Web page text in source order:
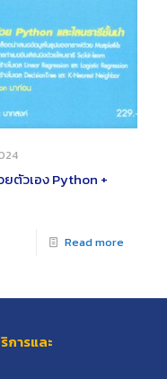
ยตัวเอง Python +
Read more
ารและ